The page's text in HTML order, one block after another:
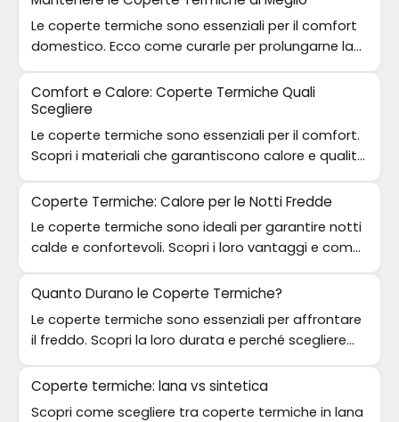
Le coperte termiche sono essenziali per il comfort
domestico. Ecco come curarle per prolungarne la
Comfort e Calore: Coperte Termiche Quali
Scegliere
Le coperte termiche sono essenziali per il comfort.
Scopri i materiali che garantiscono calore e qualità
Coperte Termiche: Calore per le Notti Fredde
Le coperte termiche sono ideali per garantire notti
calde e confortevoli. Scopri i loro vantaggi e come
sceglierle!
Quanto Durano le Coperte Termiche?
Le coperte termiche sono essenziali per affrontare
il freddo. Scopri la loro durata e perché scegliere
quelle di qualità.
Coperte termiche: lana vs sintetica
Scopri come scegliere tra coperte termiche in lana